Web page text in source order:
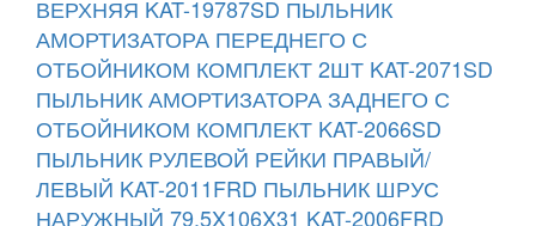
ВЕРХНЯЯ KAT-19787SD ПЫЛЬНИК
АМОРТИЗАТОРА ПЕРЕДНЕГО С
ОТБОЙНИКОМ КОМПЛЕКТ 2ШТ KAT-2071SD
ПЫЛЬНИК АМОРТИЗАТОРА ЗАДНЕГО С
ОТБОЙНИКОМ КОМПЛЕКТ KAT-2066SD
ПЫЛЬНИК РУЛЕВОЙ РЕЙКИ ПРАВЫЙ/
ЛЕВЫЙ KAT-2011FRD ПЫЛЬНИК ШРУС
НАРУЖНЫЙ 79.5X106X31 KAT-2006FRD